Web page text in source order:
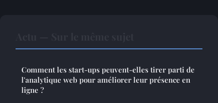
Comment les start-ups peuvent-elles tirer parti de
l'analytique web pour améliorer leur présence en
ligne ?